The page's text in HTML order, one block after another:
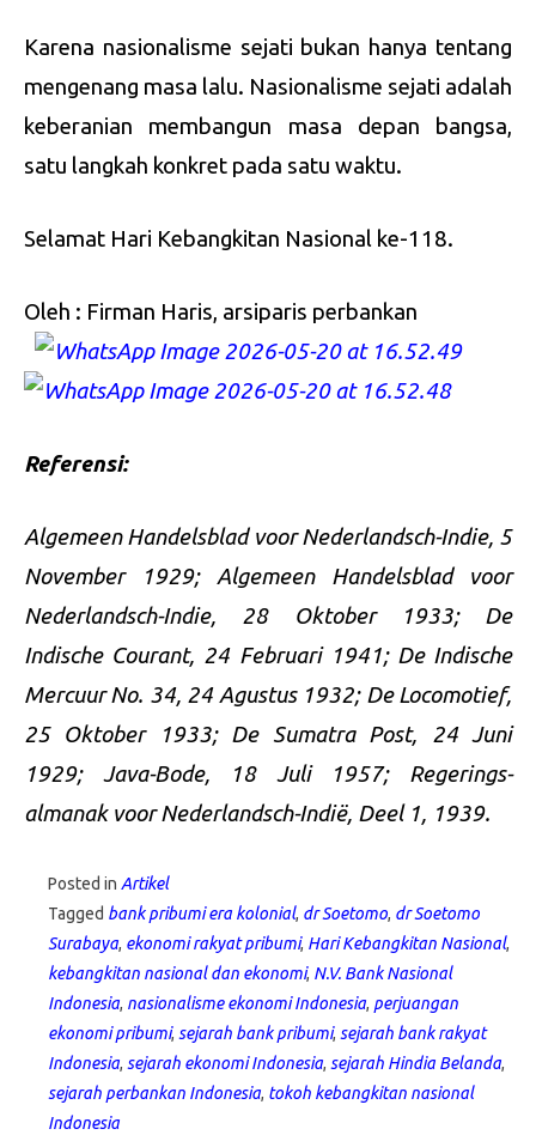
Karena nasionalisme sejati bukan hanya tentang
mengenang masa lalu. Nasionalisme sejati adalah
keberanian membangun masa depan bangsa,
satu langkah konkret pada satu waktu.
Selamat Hari Kebangkitan Nasional ke-118.
Oleh : Firman Haris, arsiparis perbankan
Referensi:
Algemeen Handelsblad voor Nederlandsch-Indie, 5
November 1929; Algemeen Handelsblad voor
Nederlandsch-Indie, 28 Oktober 1933; De
Indische Courant, 24 Februari 1941; De Indische
Mercuur No. 34, 24 Agustus 1932; De Locomotief,
25 Oktober 1933; De Sumatra Post, 24 Juni
1929; Java-Bode, 18 Juli 1957; Regerings-
almanak voor Nederlandsch-Indië, Deel 1, 1939.
Posted in Artikel
Tagged bank pribumi era kolonial, dr Soetomo, dr Soetomo
Surabaya, ekonomi rakyat pribumi, Hari Kebangkitan Nasional,
kebangkitan nasional dan ekonomi, N.V. Bank Nasional
Indonesia, nasionalisme ekonomi Indonesia, perjuangan
ekonomi pribumi, sejarah bank pribumi, sejarah bank rakyat
Indonesia, sejarah ekonomi Indonesia, sejarah Hindia Belanda,
sejarah perbankan Indonesia, tokoh kebangkitan nasional
Indonesia